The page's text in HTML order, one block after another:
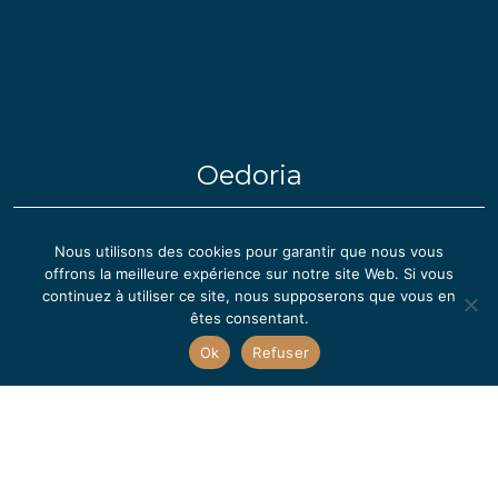
Oedoria
Notre terroir
Nos Engagements
Nos Rouges
Nous utilisons des cookies pour garantir que nous vous
offrons la meilleure expérience sur notre site Web. Si vous
continuez à utiliser ce site, nous supposerons que vous en
êtes consentant.
Ok
Refuser